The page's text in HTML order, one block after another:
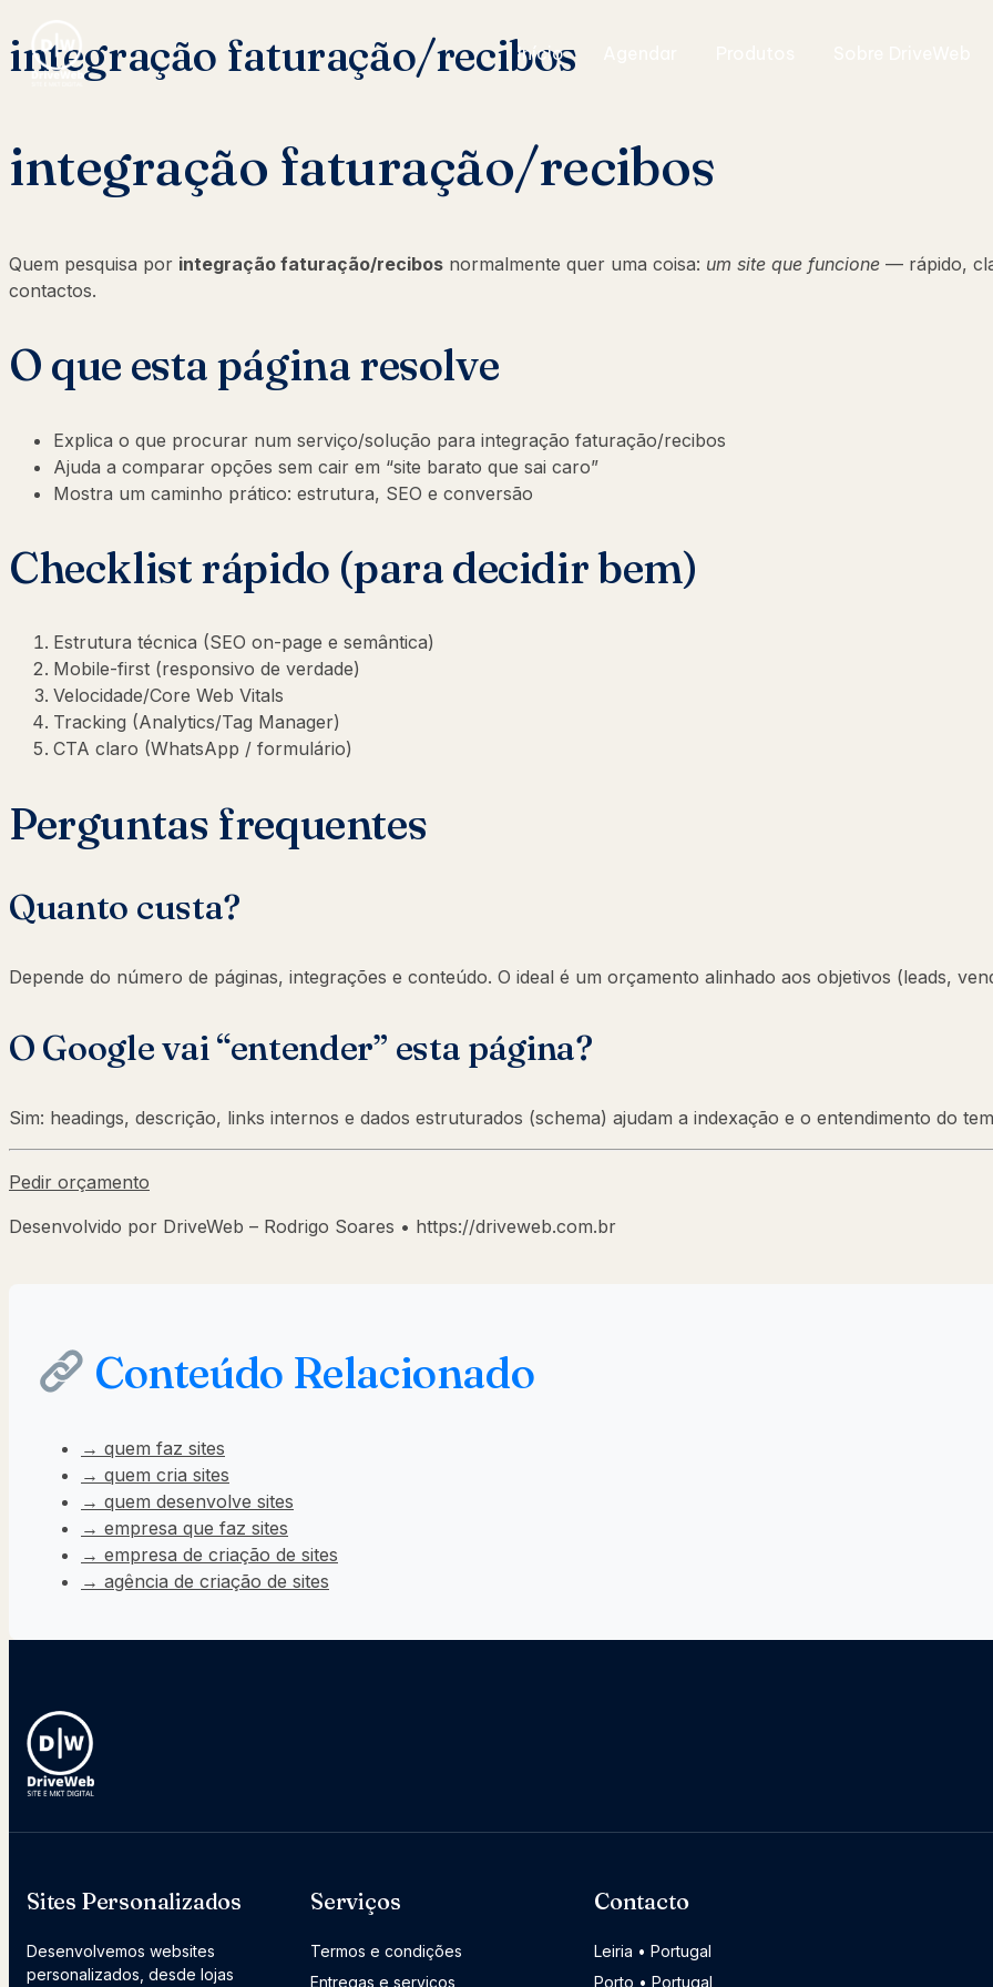
Início
integração faturação/recibos
integração faturação/recibos
Quem pesquisa por integração faturação/recibos normalmente quer uma coisa: um site que funcione — rápido,
contactos.
O que esta página resolve
Explica o que procurar num serviço/solução para integração faturação/recibos
Ajuda a comparar opções sem cair em “site barato que sai caro”
Mostra um caminho prático: estrutura, SEO e conversão
Checklist rápido (para decidir bem)
Estrutura técnica (SEO on-page e semântica)
Mobile-first (responsivo de verdade)
Velocidade/Core Web Vitals
Tracking (Analytics/Tag Manager)
CTA claro (WhatsApp / formulário)
Perguntas frequentes
Quanto custa?
Depende do número de páginas, integrações e conteúdo. O ideal é um orçamento alinhado aos objetivos (leads,
O Google vai “entender” esta página?
Sim: headings, descrição, links internos e dados estruturados (schema) ajudam a indexação e o entendimento do
Pedir orçamento
Desenvolvido por DriveWeb – Rodrigo Soares • https://driveweb.com.br
Conteúdo Relacionado
→ quem faz sites
→ quem cria sites
→ quem desenvolve sites
→ empresa que faz sites
→ empresa de criação de sites
→ agência de criação de sites
Sites Personalizados
Desenvolvemos websites
personalizados, desde lojas
Serviços
Termos e condições
Entregas e serviços
Contacto
Leiria • Portugal
Porto • Portugal